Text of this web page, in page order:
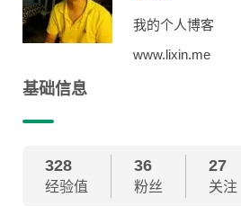
我的个人博客
www.lixin.me
基础信息
328
经验值
36
粉丝
27
关注